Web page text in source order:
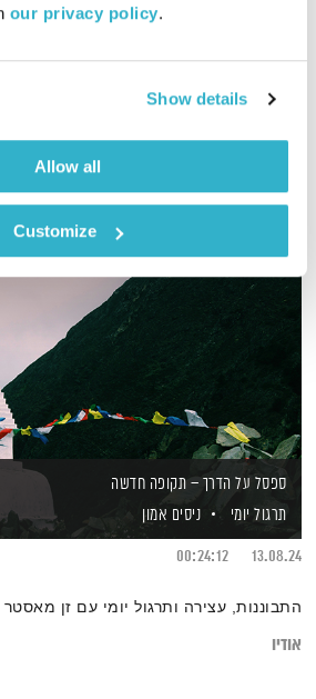
our privacy policy.
Show details
Allow all
Customize
אודיו
ספסל על הדרך – תקופה חדשה
תרגול יומי
ניסים אמון
13.08.24
00:24:12
התבוננות, עצירה ותרגול יומי עם זן מאסטר
אודיו